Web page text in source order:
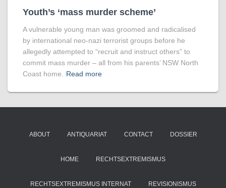
Youth’s ‘mass murder scheme’
A vul­ner­able young man was groomed and rad­ic­al­ised
by inter­na­tional neo-nazi ter­ror­ist groups before he
allegedly attemp­ted to “recruit and instruct oth­ers” to
com­mit mass murder – all from his par­ents’ NSW North
Coast home.
Read more
ABOUT ANTIQUARIAT CONTACT DOSSIER
HOME RECHTSEXTREMISMUS
RECHTSEXTREMISMUS INTERNAT REVISIONISMUS